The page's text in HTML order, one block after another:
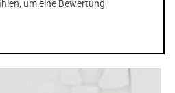
um eine Bewertung